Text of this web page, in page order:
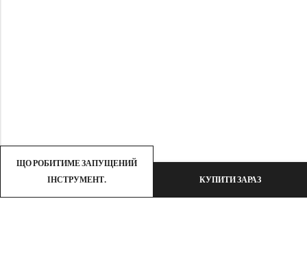
ЩО РОБИТИМЕ ЗАПУЩЕНИЙ
ІНСТРУМЕНТ.
КУПИТИ ЗАРАЗ